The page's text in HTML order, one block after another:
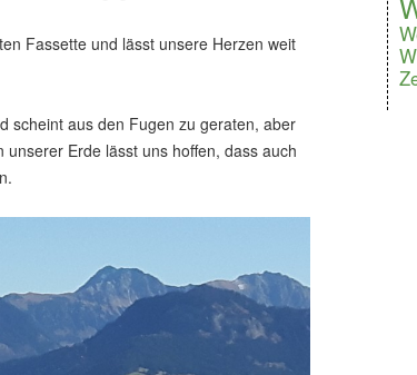
Fassette und lässt unsere Herzen weit
scheint aus den Fugen zu geraten, aber
Erde lässt uns hoffen, dass auch